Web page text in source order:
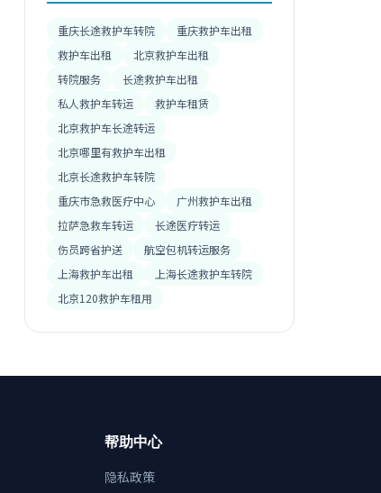
重庆长途救护车转院
重庆救护车出租
救护车出租
北京救护车出租
转院服务
长途救护车出租
私人救护车转运
救护车租赁
北京救护车长途转运
北京哪里有救护车出租
北京长途救护车转院
重庆市急救医疗中心
广州救护车出租
拉萨急救车转运
长途医疗转运
伤员跨省护送
航空包机转运服务
上海救护车出租
上海长途救护车转院
北京120救护车租用
帮助中心
隐私政策